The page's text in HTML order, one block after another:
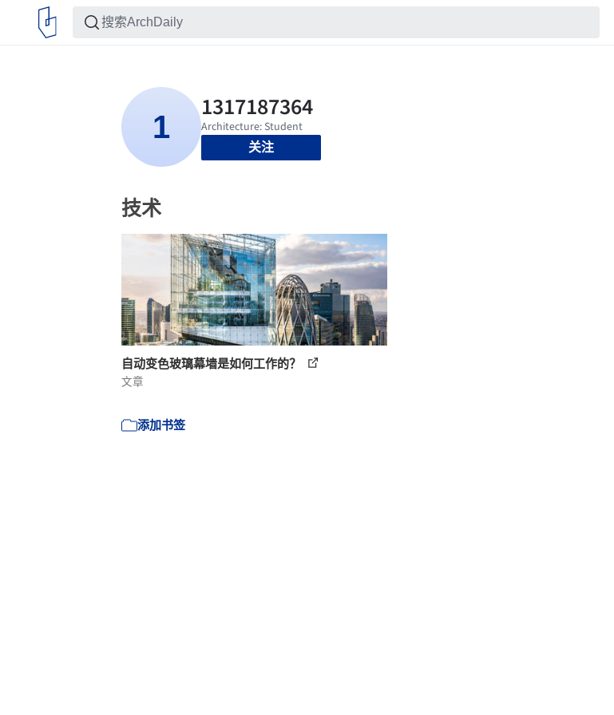
关注
技术
自动变色玻璃幕墙是如何工作的？
文章
添加书签